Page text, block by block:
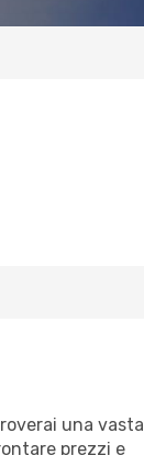
una vasta
prezzi e